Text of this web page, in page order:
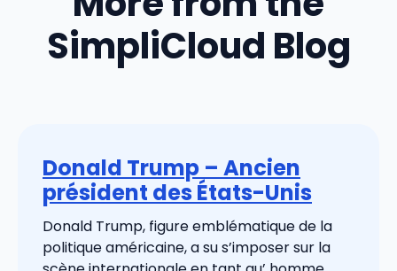
SimpliCloud Blog
Donald Trump – Ancien
président des États-Unis
Donald Trump, figure emblématique de la
politique américaine, a su s’imposer sur la